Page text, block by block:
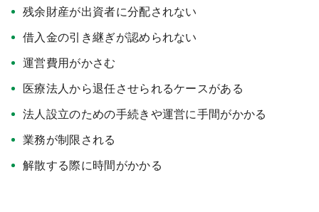
残余財産が出資者に分配されない
借入金の引き継ぎが認められない
運営費用がかさむ
医療法人から退任させられるケースがある
法人設立のための手続きや運営に手間がかかる
業務が制限される
解散する際に時間がかかる